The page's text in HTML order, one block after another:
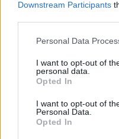
Downstream Participants
Personal Data
I want to opt-out of
personal data.
Opted In
I want to opt-out of
Personal Data.
Opted In